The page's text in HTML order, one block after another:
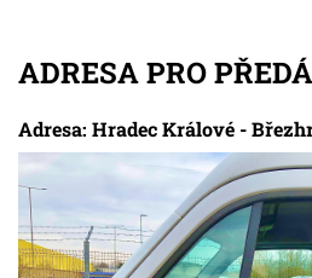
ADRESA PRO
Adresa: Hradec Králové -